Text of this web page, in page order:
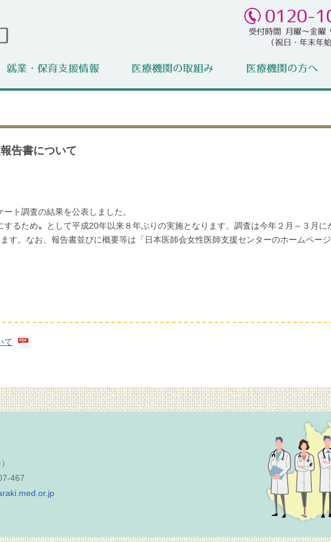
告書について
ト調査の結果を公表しました。
するため〟として平成20年以来８年ぶりの実施となります。調査は今年２月～３月に
す。なお、報告書並びに概要等は「日本医師会女性医師支援センターのホームペー
て
467